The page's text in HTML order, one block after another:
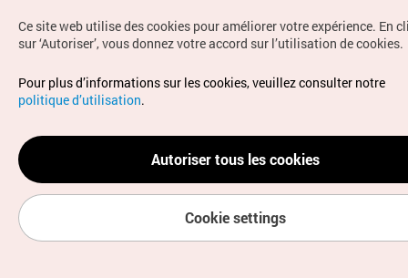
Droits d’auteur (c) Office National du Tourisme en Corée.
Tous droits réservés.
Pour les rapports d'erreurs et demandes de renseignements,
adressez vos demandes à
info.ontc@gmail.com
Ce site web utilise des cookies pour améliorer votre expérience. En
sur ‘Autoriser’, vous donnez votre accord sur l’utilisation de cookies.
Pour plus d’informations sur les cookies, veuillez consulter notre
politique d’utilisation.
Autoriser tous les cookies
Cookie settings